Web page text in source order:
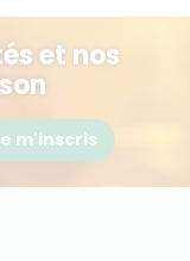
et nos
m'inscris